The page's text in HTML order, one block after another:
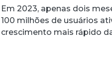
Em 2023, apenas dois
100 milhões de usuários
crescimento mais rápido